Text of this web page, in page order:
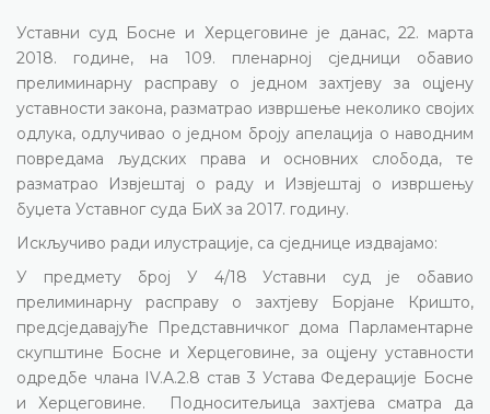
Уставни суд Босне и Херцеговине је данас, 22. марта
2018. године, на 109. пленарној сједници обавио
прелиминарну расправу о једном захтјеву за оцјену
уставности закона, разматрао извршење неколико својих
одлука, одлучивао о једном броју апелација о наводним
повредама људских права и основних слобода, те
разматрао Извјештај о раду и Извјештај о извршењу
буџета Уставног суда БиХ за 2017. годину.
Искључиво ради илустрације, са сједнице издвајамо:
У предмету број У 4/18 Уставни суд је обавио
прелиминарну расправу о захтјеву Борјане Кришто,
предсједавајуће Представничког дома Парламентарне
скупштине Босне и Херцеговине, за оцјену уставности
одредбе члана IV.А.2.8 став 3 Устава Федерације Босне
и Херцеговине.
Подноситељица захтјева сматра да